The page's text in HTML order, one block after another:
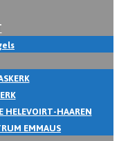
HELEVOIRT-HAAREN
EMMAUS